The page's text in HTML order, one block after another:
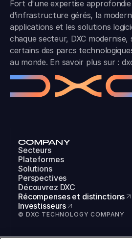
Fort d'une expertise approfondie
d'infrastructure gérés, la
applications et les solutions
chaque secteur, DXC
certains des parcs
au monde. En savoir plus sur :
COMPANY
Secteurs
Plateformes
Solutions
Perspectives
Découvrez DXC
Récompenses et distinctions
Investisseurs
© DXC TECHNOLOGY COMPANY